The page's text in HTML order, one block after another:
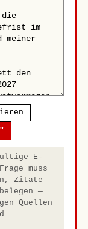
E-
muss
Zitate
—
Quellen